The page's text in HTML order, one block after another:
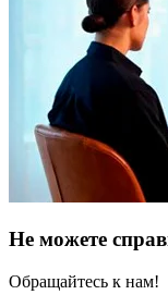
Не можете
Обращайтесь к нам!